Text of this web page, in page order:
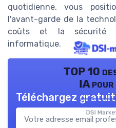
quotidienne, vous
l'avant-garde de la
coûts et la sécurité
informatique.
TOP 10
IA
DSI
Téléchargez